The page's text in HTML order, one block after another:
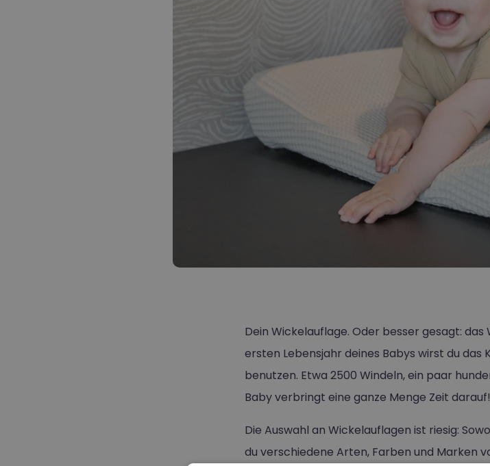
Dein Wickelauflage. Oder besser gesagt: das
ersten Lebensjahr deines Babys wirst du das
benutzen. Etwa 2500 Windeln, ein paar
Baby verbringt eine ganze Menge Zeit darauf!
Die Auswahl an Wickelauflagen ist riesig:
du verschiedene Arten, Farben und Marken